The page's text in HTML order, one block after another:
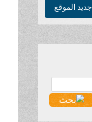
جديد الموقع